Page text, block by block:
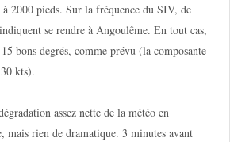
2000 pieds. Sur la fréquence du SIV, de
se rendre à Angoulême. En tout cas,
bons degrés, comme prévu (la composante
kts).
assez nette de la météo en
mais rien de dramatique. 3 minutes avant